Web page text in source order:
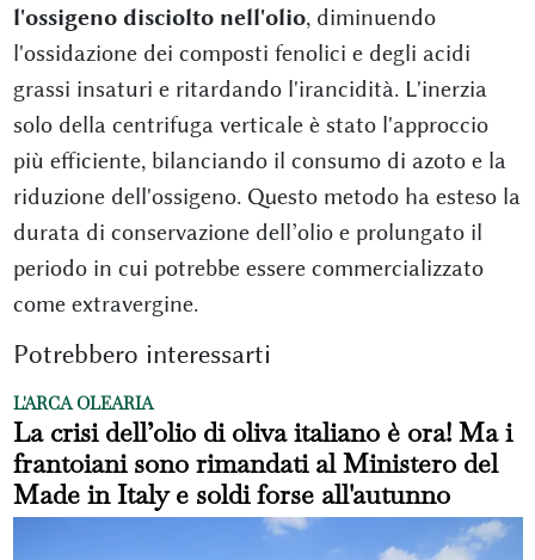
l'ossigeno disciolto nell'olio, diminuendo
l'ossidazione dei composti fenolici e degli acidi
grassi insaturi e ritardando l'irancidità. L'inerzia
solo della centrifuga verticale è stato l'approccio
più efficiente, bilanciando il consumo di azoto e la
riduzione dell'ossigeno. Questo metodo ha esteso la
durata di conservazione dell’olio e prolungato il
periodo in cui potrebbe essere commercializzato
come extravergine.
Potrebbero interessarti
L'ARCA OLEARIA
La crisi dell’olio di oliva italiano è ora! Ma i
frantoiani sono rimandati al Ministero del
Made in Italy e soldi forse all'autunno